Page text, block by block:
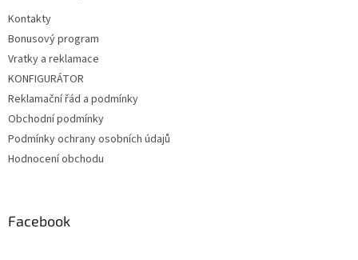
Kontakty
Bonusový program
Vratky a reklamace
KONFIGURÁTOR
Reklamační řád a podmínky
Obchodní podmínky
Podmínky ochrany osobních údajů
Hodnocení obchodu
Facebook